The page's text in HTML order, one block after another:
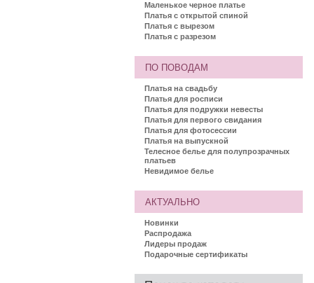
Маленькое черное платье
Платья с открытой спиной
Платья с вырезом
Платья с разрезом
ПО ПОВОДАМ
Платья на свадьбу
Платья для росписи
Платья для подружки невесты
Платья для первого свидания
Платья для фотосессии
Платья на выпускной
Телесное белье для полупрозрачных
платьев
Невидимое белье
АКТУАЛЬНО
Новинки
Распродажа
Лидеры продаж
Подарочные сертификаты